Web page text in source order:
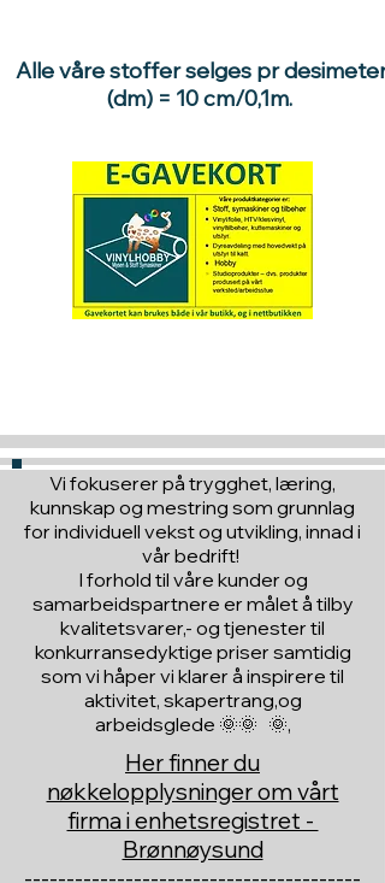
Alle våre stoffer selges pr desimeter
(dm) = 10 cm/0,1m.
Vi fokuserer på trygghet, læring,
kunnskap og mestring som grunnlag
for individuell vekst og utvikling, innad i
vår bedrift!
I forhold til våre kunder og
samarbeidspartnere er målet å tilby
kvalitetsvarer,- og tjenester til
konkurransedyktige priser samtidig
som vi håper vi klarer å inspirere til
aktivitet, skapertrang,og
arbeidsglede 🌞🌞 🌞,
Her finner du
nøkkelopplysninger om vårt
firma i enhetsregistret -
Brønnøysund